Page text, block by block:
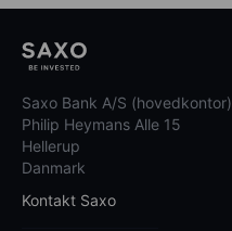
Saxo Bank A/S (hovedkontor)
Philip Heymans Alle 15
Hellerup
Danmark
Kontakt Saxo